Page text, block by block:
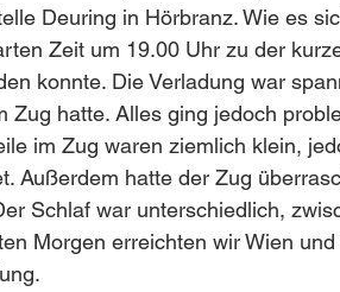
Deuring in Hörbranz. Wie es
Zeit um 19.00 Uhr zu der
konnte. Die Verladung war
Zug hatte. Alles ging jedoch
im Zug waren ziemlich klein,
Außerdem hatte der Zug
Schlaf war unterschiedlich,
Morgen erreichten wir Wien